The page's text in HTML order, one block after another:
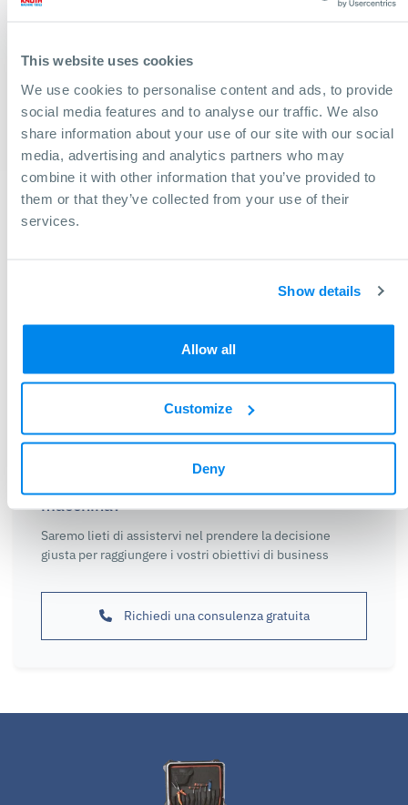
This website uses cookies
We use cookies to personalise content and ads, to provide
social media features and to analyse our traffic. We also
share information about your use of our site with our social
media, advertising and analytics partners who may
combine it with other information that you’ve provided to
them or that they’ve collected from your use of their
services.
Show details
Allow all
Customize
Deny
orientabile
A pronta consegna
Dimensione tavola: 730x210 mm
Corsa asse X: 500 mm
Hai bisogno di aiuto per trovare una
macchina?
Saremo lieti di assistervi nel prendere la decisione
giusta per raggiungere i vostri obiettivi di business
Richiedi una consulenza gratuita